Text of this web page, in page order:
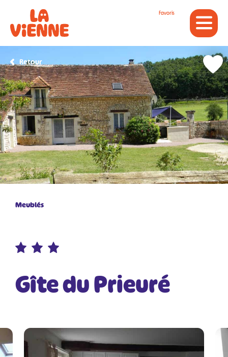
Favoris
Meublés
Gîte du Prieuré
Retour